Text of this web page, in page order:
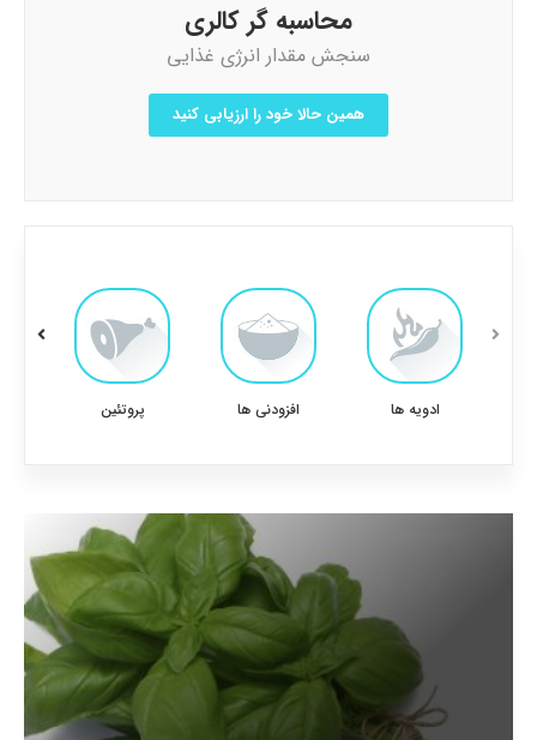
محاسبه گر کالری
سنجش مقدار انرژی غذایی
همین حالا خود را ارزیابی کنید
ادویه ها افزودنی ها پروتئین